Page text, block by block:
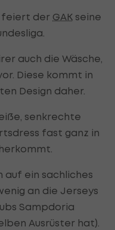
feiert der GAK seine
auch die Wäsche,
Diese kommt in
Design daher.
senkrechte
fast ganz in
ein sachliches
an die Jerseys
Sampdoria
Ausrüster hat).